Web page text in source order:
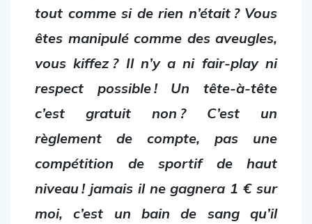
tout comme si de rien n’était ? Vous
êtes manipulé comme des aveugles,
vous kiffez ? Il n’y a ni fair-play ni
respect possible ! Un tête-à-tête
c’est gratuit non ? C’est un
règlement de compte, pas une
compétition de sportif de haut
niveau ! jamais il ne gagnera 1 € sur
moi,c’est un bain de sang qu’il